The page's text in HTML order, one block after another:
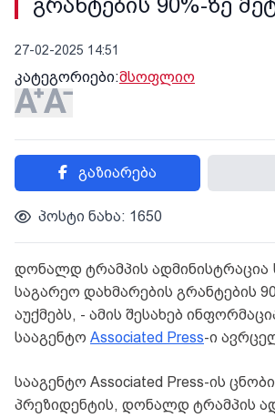
გრანტების 90%-ზე
27-02-2025 14:51
კატეგორიები:მსოფლიო
გაზიარება
პოსტი ნახა: 1650
დონალდ ტრამპის ადმინისტრაცია
საგარეო დახმარების გრანტების
აუქმებს, - ამის შესახებ
სააგენტო Associated Press-ი
სააგენტო Associated Press-ის
პრეზიდენტის, დონალდ ტრამპის